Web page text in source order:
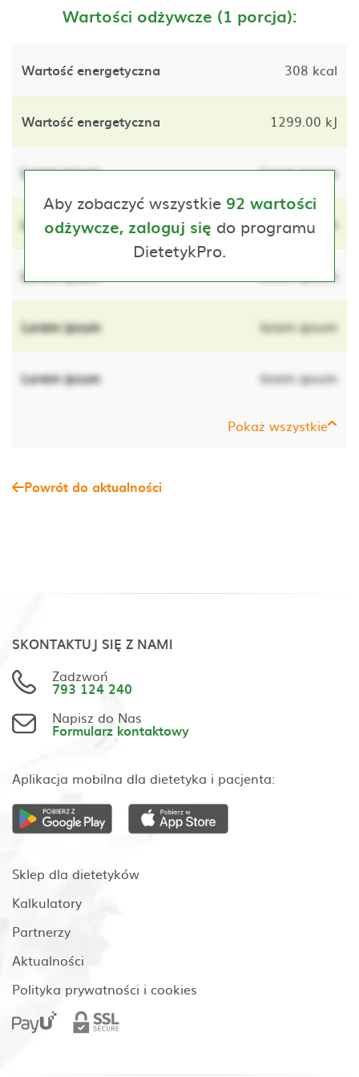
Wartości odżywcze (1 porcja):
Wartość energetyczna 308 kcal
Wartość energetyczna 1299.00 kJ
Lorem ipsum lorem ipsum
Lorem ipsum lorem ipsum
Lorem ipsum lorem ipsum
Lorem ipsum lorem ipsum
Lorem ipsum lorem ipsum
Pokaż wszystkie
Aby zobaczyć wszystkie 92 wartości
odżywcze, zaloguj się do programu
DietetykPro.
Powrót do aktualności
SKONTAKTUJ SIĘ Z NAMI
Zadzwoń
793 124 240
Napisz do Nas
Formularz kontaktowy
Aplikacja mobilna dla dietetyka i pacjenta:
Sklep dla dietetyków
Kalkulatory
Partnerzy
Aktualności
Polityka prywatności i cookies